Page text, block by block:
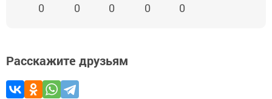
0 0 0 0 0
Расскажите друзьям